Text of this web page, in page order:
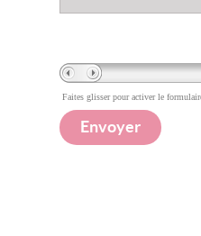
Faites glisser pour activer le